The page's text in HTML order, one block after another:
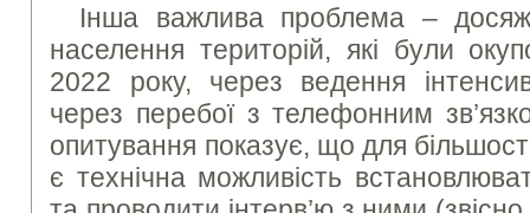
Інша важлива проблема –
населення територій, які були
2022 року, через ведення
через перебої з телефонним
опитування показує, що для
є технічна можливість